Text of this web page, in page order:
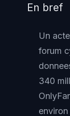
En bref
Un
forum
340